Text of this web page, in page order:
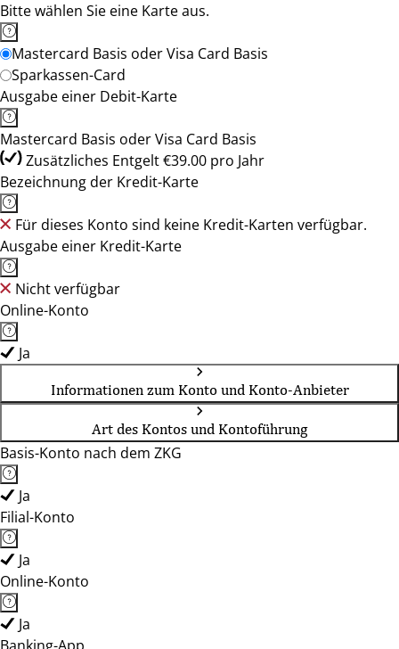
Bitte wählen Sie eine Karte aus.
Mastercard Basis oder Visa Card Basis
Sparkassen-Card
Ausgabe einer Debit-Karte
Mastercard Basis oder Visa Card Basis
Zusätzliches Entgelt €39.00 pro Jahr
Bezeichnung der Kredit-Karte
Für dieses Konto sind keine Kredit-Karten verfügbar.
Ausgabe einer Kredit-Karte
Nicht verfügbar
Online-Konto
Ja
Informationen zum Konto und Konto-Anbieter
Art des Kontos und Kontoführung
Basis-Konto nach dem ZKG
Ja
Filial-Konto
Ja
Online-Konto
Ja